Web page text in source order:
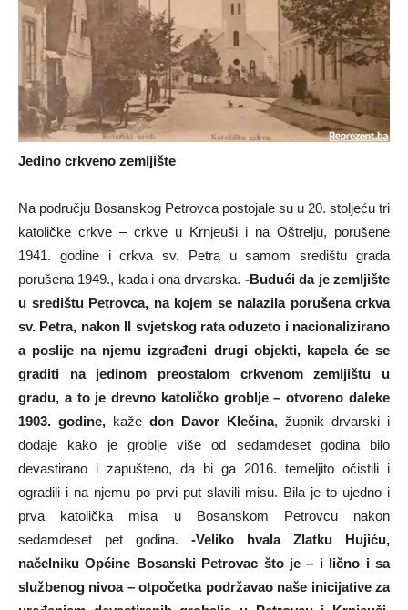
Jedino crkveno zemljište
Na području Bosanskog Petrovca postojale su u 20. stoljeću tri
katoličke crkve – crkve u Krnjeuši i na Oštrelju, porušene
1941. godine i crkva sv. Petra u samom središtu grada
porušena 1949., kada i ona drvarska. -Budući da je zemljište
u središtu Petrovca, na kojem se nalazila porušena crkva
sv. Petra, nakon II svjetskog rata oduzeto i nacionalizirano
a poslije na njemu izgrađeni drugi objekti, kapela će se
graditi na jedinom preostalom crkvenom zemljištu u
gradu, a to je drevno katoličko groblje – otvoreno daleke
1903. godine, kaže don Davor Klečina, župnik drvarski i
dodaje kako je groblje više od sedamdeset godina bilo
devastirano i zapušteno, da bi ga 2016. temeljito očistili i
ogradili i na njemu po prvi put slavili misu. Bila je to ujedno i
prva katolička misa u Bosanskom Petrovcu nakon
sedamdeset pet godina. -Veliko hvala Zlatku Hujiću,
načelniku Općine Bosanski Petrovac što je – i lično i sa
službenog nivoa – otpočetka podržavao naše inicijative za